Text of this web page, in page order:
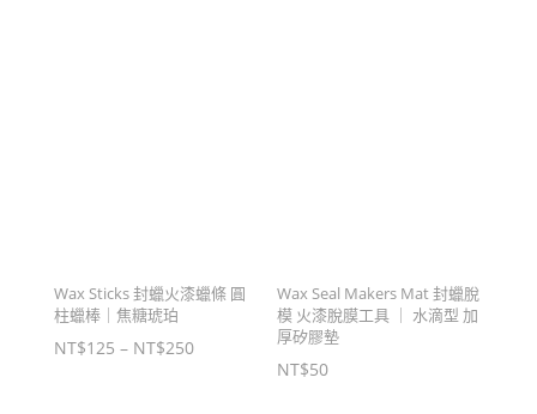
Wax Sticks 封蠟火漆蠟條 圓
柱蠟棒｜焦糖琥珀
NT$125 – NT$250價
Wax Seal Makers Mat 封蠟脫
模 火漆脫膜工具 ｜ 水滴型 加
厚矽膠墊
NT$50